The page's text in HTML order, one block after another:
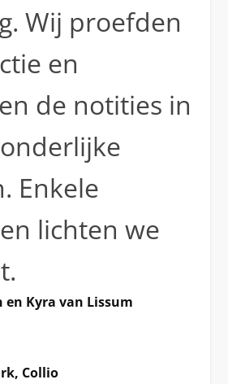
Wij proefden
en
de notities in
Enkele
lichten we
en Kyra van Lissum
Collio